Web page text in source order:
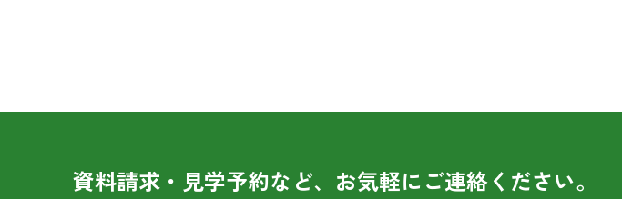
資料請求・見学予約など、お気軽に ご連絡ください。